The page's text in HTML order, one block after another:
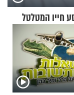
חייו המטלטל